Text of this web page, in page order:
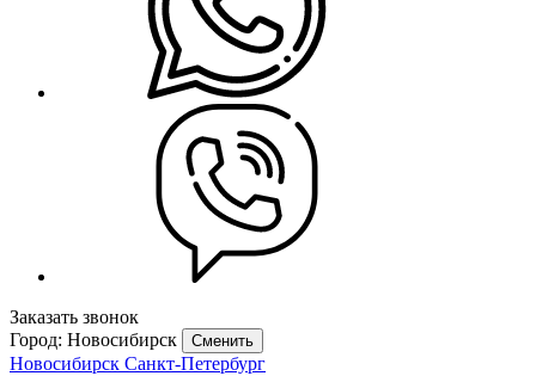
Заказать звонок
Город: Новосибирск
Сменить
Новосибирск Санкт-Петербург